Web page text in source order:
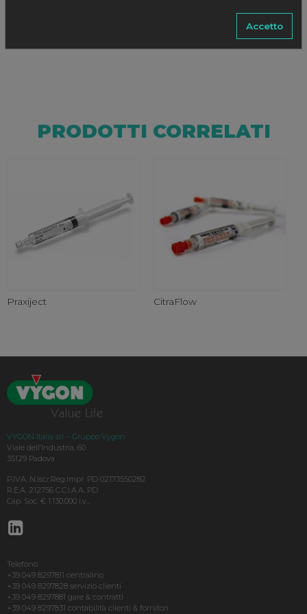
Accetto
PRODOTTI CORRELATI
Praxiject CitraFlow
VYGON Italia srl – Gruppo Vygon
Viale dell’Industria, 60
35129 Padova
P.IVA, N.Iscr.Reg.Impr. PD 02173550282
R.E.A. 212756 C.C.I.A.A. PD
Cap. Soc. € 1.130.000 i.v.,
Telefono
+39 049 8297811 centralino
+39 049 8297828 servizio clienti
+39 049 8297881 gare & contratti
+39 049 8297831 contabilità clienti & fornitori